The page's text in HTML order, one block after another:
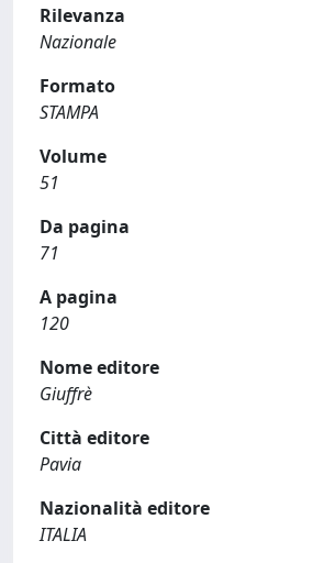
Rilevanza
Nazionale
Formato
STAMPA
Volume
51
Da pagina
71
A pagina
120
Nome editore
Giuffrè
Città editore
Pavia
Nazionalità editore
ITALIA